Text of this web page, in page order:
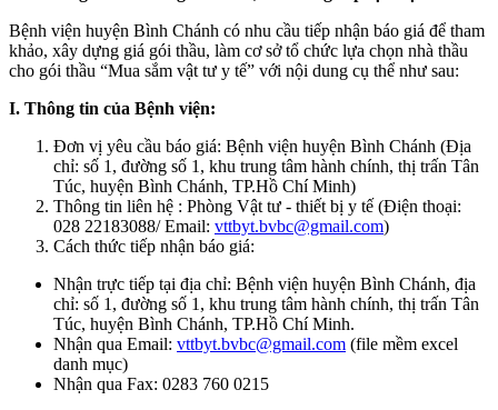
Bệnh viện huyện Bình Chánh có nhu cầu tiếp nhận báo giá để tham
khảo, xây dựng giá gói thầu, làm cơ sở tổ chức lựa chọn nhà thầu
cho gói thầu “Mua sắm vật tư y tế” với nội dung cụ thể như sau:
I. Thông tin của Bệnh viện:
Đơn vị yêu cầu báo giá: Bệnh viện huyện Bình Chánh (Địa
chỉ: số 1, đường số 1, khu trung tâm hành chính, thị trấn Tân
Túc, huyện Bình Chánh, TP.Hồ Chí Minh)
Thông tin liên hệ : Phòng Vật tư - thiết bị y tế (Điện thoại:
028 22183088/ Email: vttbyt.bvbc@gmail.com)
Cách thức tiếp nhận báo giá:
Nhận trực tiếp tại địa chỉ: Bệnh viện huyện Bình Chánh, địa
chỉ: số 1, đường số 1, khu trung tâm hành chính, thị trấn Tân
Túc, huyện Bình Chánh, TP.Hồ Chí Minh.
Nhận qua Email: vttbyt.bvbc@gmail.com (file mềm excel
danh mục)
Nhận qua Fax: 0283 760 0215